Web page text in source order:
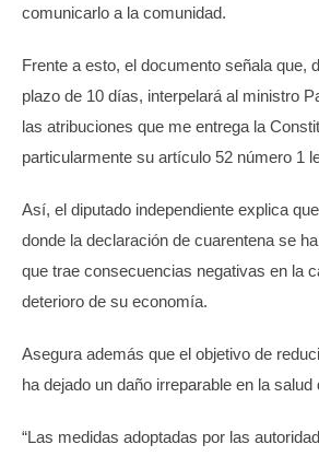
comunicarlo a la comunidad.
Frente a esto, el documento señala que,
plazo de 10 días, interpelará al ministro
las atribuciones que me entrega la
particularmente su artículo 52 número 1
Así, el diputado independiente explica
donde la declaración de cuarentena se
que trae consecuencias negativas en la
deterioro de su economía.
Asegura además que el objetivo de
ha dejado un daño irreparable en la
“Las medidas adoptadas por las